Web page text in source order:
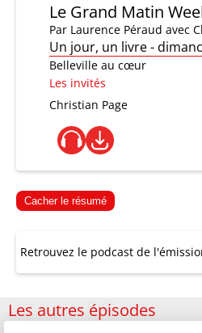
Le Grand Matin
Par Laurence Péraud avec
Un jour, un livre -
Belleville au cœur
Les invités
Christian Page
Cacher le résumé
Retrouvez le podcast de
Les autres épisodes